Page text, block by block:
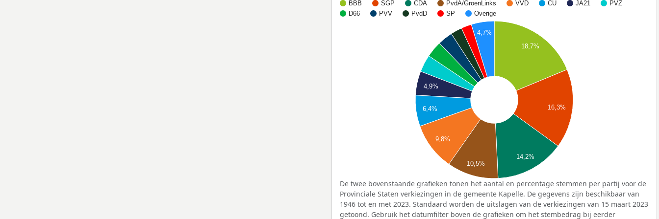
BBB SGP CDA PvdA/GroenLinks VVD CU JA21
PVZ
D66
PVV PvdD SP Overige
18,7%
16,3%
14,2%
4,7%
4,9%
6,4%
9,8%
10,5%
De twee bovenstaande grafieken tonen het aantal en percentage stemmen per partij voor de
Provinciale Staten verkiezingen in de gemeente Kapelle. De gegevens zijn beschikbaar van
1946 tot en met 2023. Standaard worden de uitslagen van de verkiezingen van 15 maart 2023
getoond. Gebruik het datumfilter boven de grafieken om het stembedrag bij eerder